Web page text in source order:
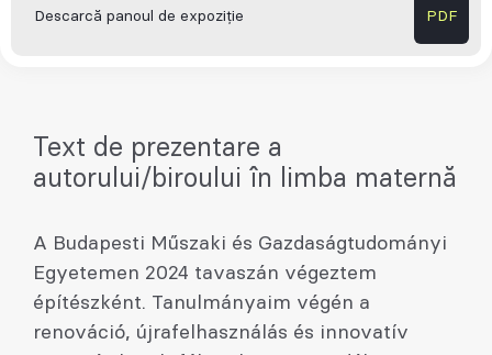
Descarcă panoul de expoziție PDF
Text de prezentare a
autorului/biroului în limba maternă
A Budapesti Műszaki és Gazdaságtudományi
Egyetemen 2024 tavaszán végeztem
építészként. Tanulmányaim végén a
renováció, újrafelhasználás és innovatív